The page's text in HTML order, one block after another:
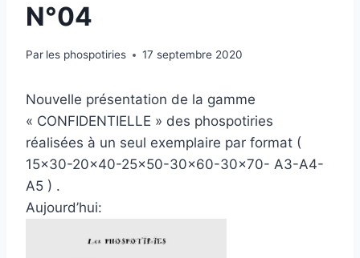
N°04
Par les phospotiries 17 septembre 2020
Nouvelle présentation de la gamme
« CONFIDENTIELLE » des phospotiries
réalisées à un seul exemplaire par format (
15×30-20×40-25×50-30×60-30×70- A3-A4-
A5 ) .
Aujourd’hui: